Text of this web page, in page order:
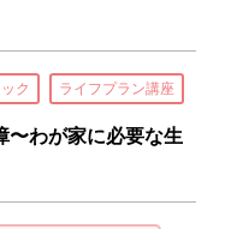
ク ライフプラン講座
〜わが家に必要な生